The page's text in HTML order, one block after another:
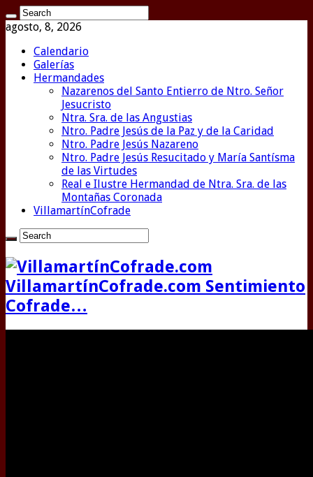
agosto, 8, 2026
Calendario
Galerías
Hermandades
Nazarenos del Santo Entierro de Ntro. Señor
Jesucristo
Ntra. Sra. de las Angustias
Ntro. Padre Jesús de la Paz y de la Caridad
Ntro. Padre Jesús Nazareno
Ntro. Padre Jesús Resucitado y María Santísma
de las Virtudes
Real e Ilustre Hermandad de Ntra. Sra. de las
Montañas Coronada
VillamartínCofrade
VillamartínCofrade.com Sentimiento
Cofrade…